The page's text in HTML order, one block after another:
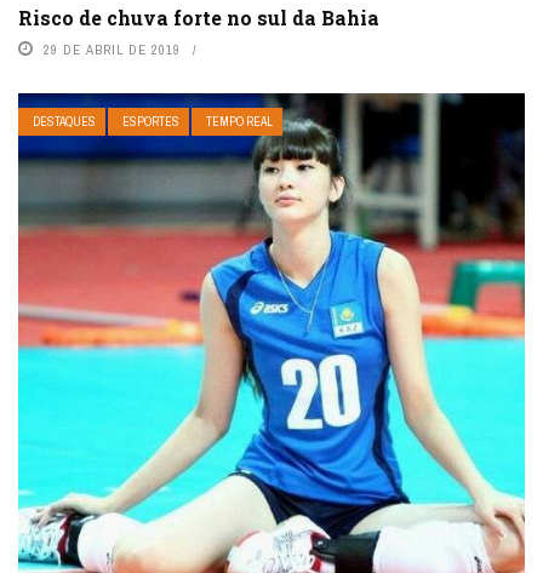
Risco de chuva forte no sul da Bahia
29 DE ABRIL DE 2019
DESTAQUES ESPORTES TEMPO REAL